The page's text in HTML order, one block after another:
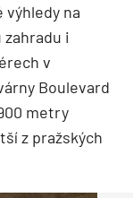
na
i
v
Boulevard
metry
z pražských